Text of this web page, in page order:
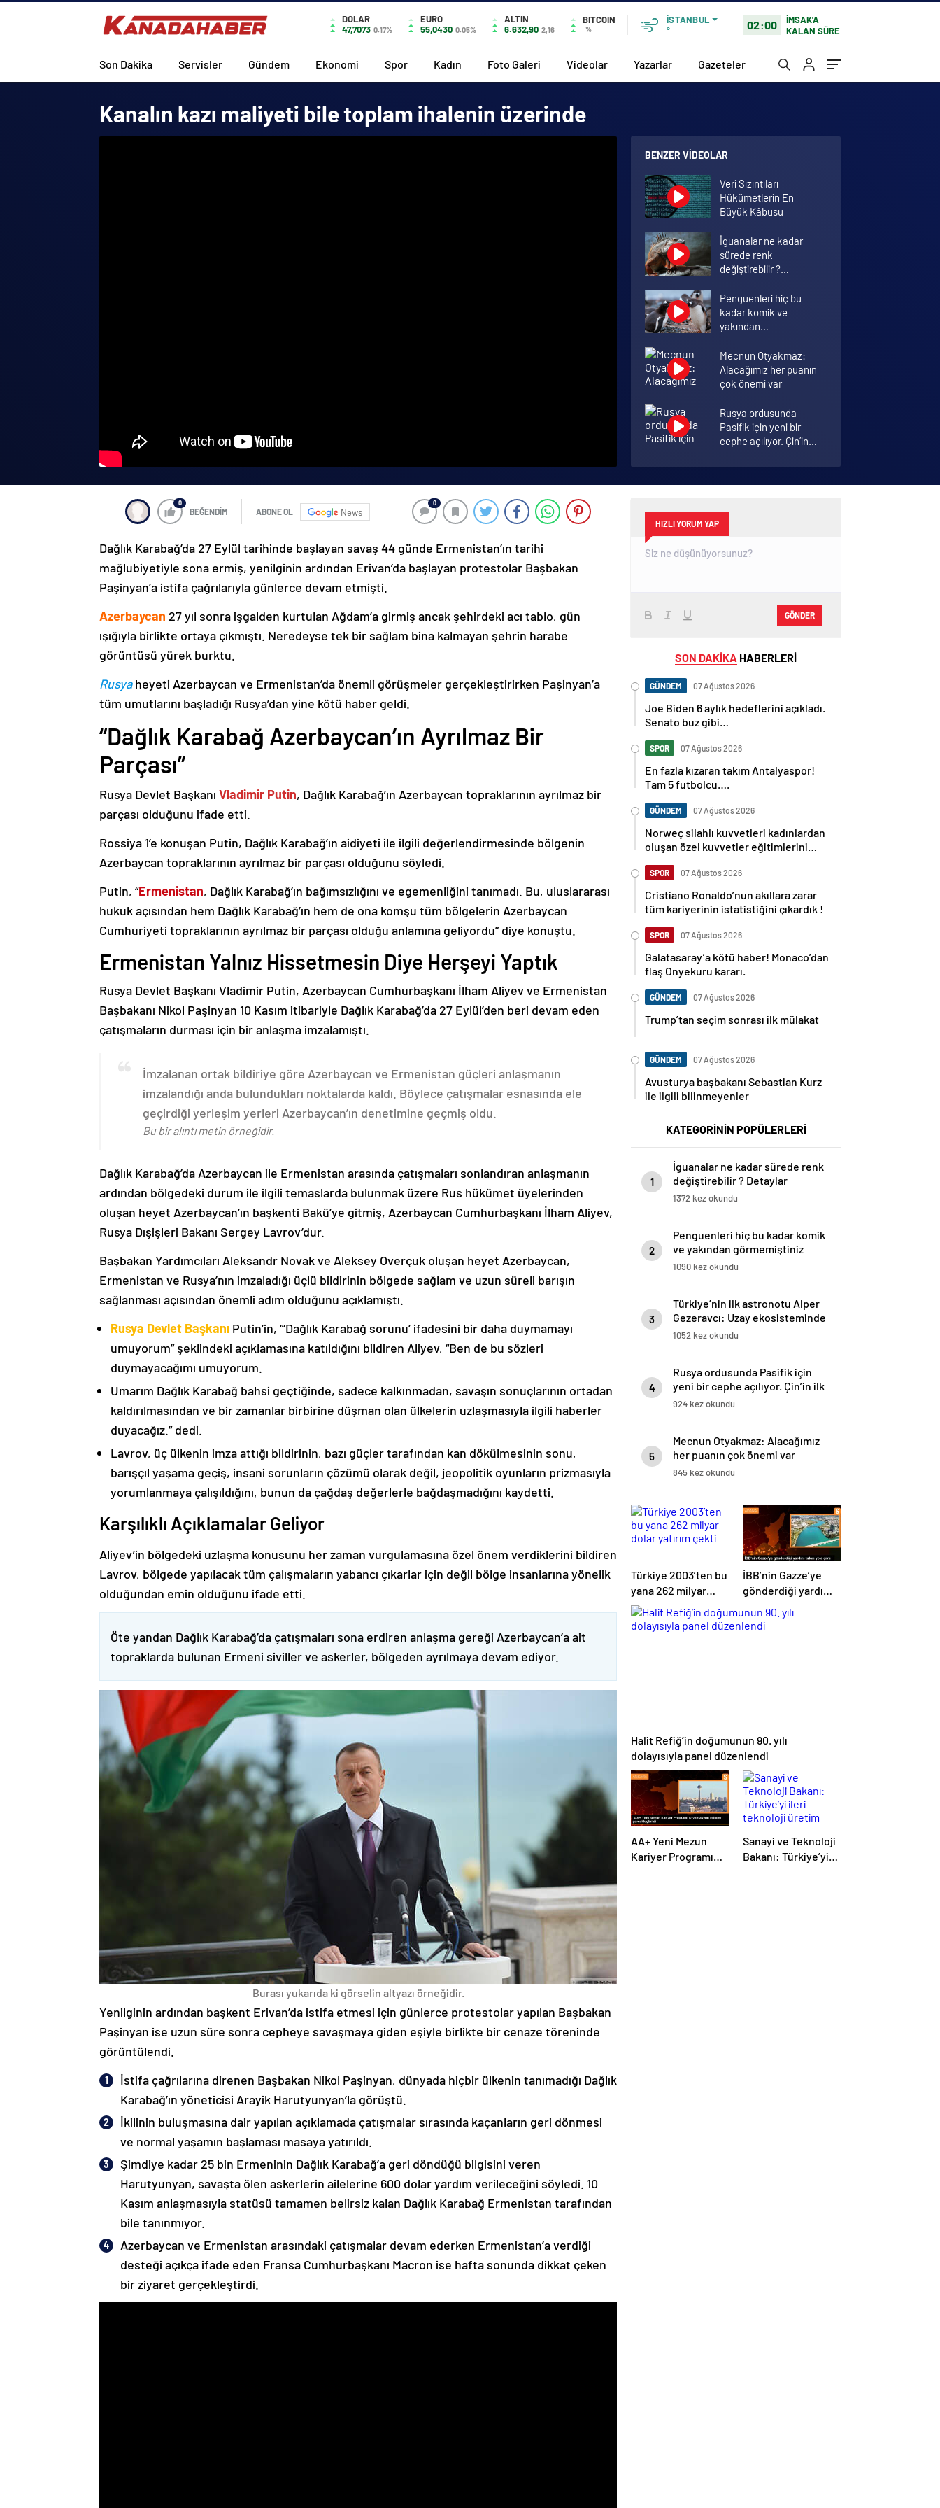
DOLAR
47,7073 0.17%
EURO
55,0430 0.05%
ALTIN
6.632,90 2,16
BITCOIN
%
İSTANBUL
°
02:00
İMSAK'A
KALAN SÜRE
Son Dakika Servisler Gündem Ekonomi Spor Kadın Foto Galeri Videolar Yazarlar Gazeteler
Kanalın kazı maliyeti bile toplam ihalenin üzerinde
BENZER VIDEOLAR
Veri Sızıntıları
Hükümetlerin En
Büyük Kâbusu
İguanalar ne kadar
sürede renk
değiştirebilir ?
Penguenleri hiç bu
kadar komik ve
yakından
Mecnun Otyakmaz:
Alacağımız her puanın
çok önemi var
Rusya ordusunda
Pasifik için yeni bir
cephe açılıyor. Çin’in
Şenol Güneş: Arda
Turan Milli Takım
0
BEĞENDİM ABONE OL News
0
Dağlık Karabağ’da 27 Eylül tarihinde başlayan savaş 44 günde Ermenistan’ın tarihi
mağlubiyetiyle sona ermiş, yenilginin ardından Erivan’da başlayan protestolar Başbakan
Paşinyan’a istifa çağrılarıyla günlerce devam etmişti.
Azerbaycan 27 yıl sonra işgalden kurtulan Ağdam’a girmiş ancak şehirdeki acı tablo, gün
ışığıyla birlikte ortaya çıkmıştı. Neredeyse tek bir sağlam bina kalmayan şehrin harabe
görüntüsü yürek burktu.
Rusyaheyeti Azerbaycan ve Ermenistan’da önemli görüşmeler gerçekleştirirken Paşinyan’a
tüm umutlarını başladığı Rusya’dan yine kötü haber geldi.
“Dağlık Karabağ Azerbaycan’ın Ayrılmaz Bir
Parçası”
Rusya Devlet Başkanı Vladimir Putin, Dağlık Karabağ’ın Azerbaycan topraklarının ayrılmaz bir
parçası olduğunu ifade etti.
Rossiya 1’e konuşan Putin, Dağlık Karabağ’ın aidiyeti ile ilgili değerlendirmesinde bölgenin
Azerbaycan topraklarının ayrılmaz bir parçası olduğunu söyledi.
Putin, “Ermenistan, Dağlık Karabağ’ın bağımsızlığını ve egemenliğini tanımadı. Bu, uluslararası
hukuk açısından hem Dağlık Karabağ’ın hem de ona komşu tüm bölgelerin Azerbaycan
Cumhuriyeti topraklarının ayrılmaz bir parçası olduğu anlamına geliyordu” diye konuştu.
Ermenistan Yalnız Hissetmesin Diye Herşeyi Yaptık
Rusya Devlet Başkanı Vladimir Putin, Azerbaycan Cumhurbaşkanı İlham Aliyev ve Ermenistan
Başbakanı Nikol Paşinyan 10 Kasım itibariyle Dağlık Karabağ’da 27 Eylül’den beri devam eden
çatışmaların durması için bir anlaşma imzalamıştı.
İmzalanan ortak bildiriye göre Azerbaycan ve Ermenistan güçleri anlaşmanın
imzalandığı anda bulundukları noktalarda kaldı. Böylece çatışmalar esnasında ele
geçirdiği yerleşim yerleri Azerbaycan’ın denetimine geçmiş oldu.
Bu bir alıntı metin örneğidir.
Dağlık Karabağ’da Azerbaycan ile Ermenistan arasında çatışmaları sonlandıran anlaşmanın
ardından bölgedeki durum ile ilgili temaslarda bulunmak üzere Rus hükümet üyelerinden
oluşan heyet Azerbaycan’ın başkenti Bakü’ye gitmiş, Azerbaycan Cumhurbaşkanı İlham Aliyev,
Rusya Dışişleri Bakanı Sergey Lavrov’dur.
Başbakan Yardımcıları Aleksandr Novak ve Aleksey Overçuk oluşan heyet Azerbaycan,
Ermenistan ve Rusya’nın imzaladığı üçlü bildirinin bölgede sağlam ve uzun süreli barışın
sağlanması açısından önemli adım olduğunu açıklamıştı.
Rusya Devlet Başkanı Putin’in, “‘Dağlık Karabağ sorunu’ ifadesini bir daha duymamayı
umuyorum” şeklindeki açıklamasına katıldığını bildiren Aliyev, “Ben de bu sözleri
duymayacağımı umuyorum.
Umarım Dağlık Karabağ bahsi geçtiğinde, sadece kalkınmadan, savaşın sonuçlarının ortadan
kaldırılmasından ve bir zamanlar birbirine düşman olan ülkelerin uzlaşmasıyla ilgili haberler
duyacağız.” dedi.
Lavrov, üç ülkenin imza attığı bildirinin, bazı güçler tarafından kan dökülmesinin sonu,
barışçıl yaşama geçiş, insani sorunların çözümü olarak değil, jeopolitik oyunların prizmasıyla
yorumlanmaya çalışıldığını, bunun da çağdaş değerlerle bağdaşmadığını kaydetti.
Karşılıklı Açıklamalar Geliyor
Aliyev’in bölgedeki uzlaşma konusunu her zaman vurgulamasına özel önem verdiklerini bildiren
Lavrov, bölgede yapılacak tüm çalışmaların yabancı çıkarlar için değil bölge insanlarına yönelik
olduğundan emin olduğunu ifade etti.
Öte yandan Dağlık Karabağ’da çatışmaları sona erdiren anlaşma gereği Azerbaycan’a ait
topraklarda bulunan Ermeni siviller ve askerler, bölgeden ayrılmaya devam ediyor.
Burası yukarıda ki görselin altyazı örneğidir.
Yenilginin ardından başkent Erivan’da istifa etmesi için günlerce protestolar yapılan Başbakan
Paşinyan ise uzun süre sonra cepheye savaşmaya giden eşiyle birlikte bir cenaze töreninde
görüntülendi.
İstifa çağrılarına direnen Başbakan Nikol Paşinyan, dünyada hiçbir ülkenin tanımadığı Dağlık
Karabağ’ın yöneticisi Arayik Harutyunyan’la görüştü.
İkilinin buluşmasına dair yapılan açıklamada çatışmalar sırasında kaçanların geri dönmesi
ve normal yaşamın başlaması masaya yatırıldı.
Şimdiye kadar 25 bin Ermeninin Dağlık Karabağ’a geri döndüğü bilgisini veren
Harutyunyan, savaşta ölen askerlerin ailelerine 600 dolar yardım verileceğini söyledi. 10
Kasım anlaşmasıyla statüsü tamamen belirsiz kalan Dağlık Karabağ Ermenistan tarafından
bile tanınmıyor.
Azerbaycan ve Ermenistan arasındaki çatışmalar devam ederken Ermenistan’a verdiği
desteği açıkça ifade eden Fransa Cumhurbaşkanı Macron ise hafta sonunda dikkat çeken
bir ziyaret gerçekleştirdi.
HIZLI YORUM YAP
GÖNDER
SON DAKİKA HABERLERİ
GÜNDEM 07 Ağustos 2026
Joe Biden 6 aylık hedeflerini açıkladı.
Senato buz gibi…
SPOR 07 Ağustos 2026
En fazla kızaran takım Antalyaspor!
Tam 5 futbolcu….
GÜNDEM 07 Ağustos 2026
Norweç silahlı kuvvetleri kadınlardan
oluşan özel kuvvetler eğitimlerini
SPOR 07 Ağustos 2026
Cristiano Ronaldo’nun akıllara zarar
tüm kariyerinin istatistiğini çıkardık !
SPOR 07 Ağustos 2026
Galatasaray’a kötü haber! Monaco’dan
flaş Onyekuru kararı.
GÜNDEM 07 Ağustos 2026
Trump’tan seçim sonrası ilk mülakat
GÜNDEM 07 Ağustos 2026
Avusturya başbakanı Sebastian Kurz
ile ilgili bilinmeyenler
KATEGORİNİN POPÜLERLERİ
1
İguanalar ne kadar sürede renk
değiştirebilir ? Detaylar
burada…
1372 kez okundu
2
Penguenleri hiç bu kadar komik
ve yakından görmemiştiniz
1090 kez okundu
3
Türkiye’nin ilk astronotu Alper
Gezeravcı: Uzay ekosisteminde
hızlı ilerliyoruz
1052 kez okundu
4
Rusya ordusunda Pasifik için
yeni bir cephe açılıyor. Çin’in ilk
tepkisi!
924 kez okundu
5
Mecnun Otyakmaz: Alacağımız
her puanın çok önemi var
845 kez okundu
Türkiye 2003’ten bu
yana 262 milyar
dolar yatırım çekti
İBB’nin Gazze’ye
gönderdiği yardım
tırları yola çıktı
Halit Refiğ’in doğumunun 90. yılı
dolayısıyla panel düzenlendi
AA+ Yeni Mezun
Kariyer Programı
Sanayi ve Teknoloji
Bakanı: Türkiye’yi